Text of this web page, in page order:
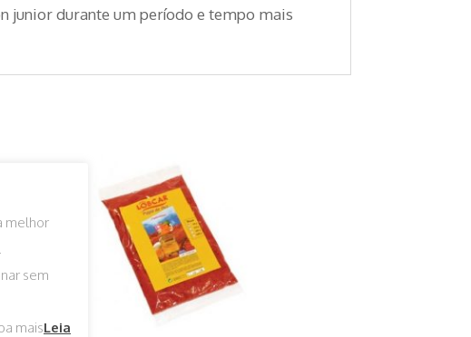
junior durante um período e tempo mais
melhor
sem
maisLeia